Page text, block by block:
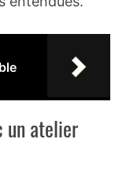
un atelier